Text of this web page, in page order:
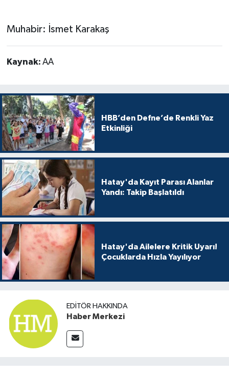
Muhabir: İsmet Karakaş
Kaynak: AA
HBB’den Defne’de Renkli Yaz
Etkinliği
Hatay'da Kayıt Parası Alanlar
Yandı: Takip Başlatıldı
Hatay'da Ailelere Kritik Uyarı!
Çocuklarda Hızla Yayılıyor
EDITÖR HAKKINDA
Haber Merkezi